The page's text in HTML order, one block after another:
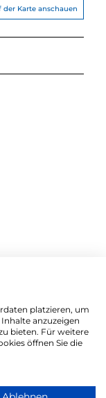
der Karte anschauen
platzieren, um
anzuzeigen
bieten. Für weitere
öffnen Sie die